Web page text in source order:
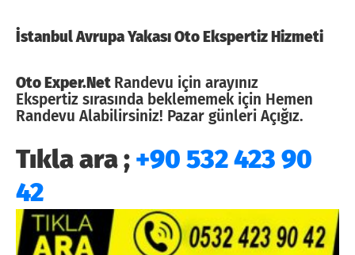
İstanbul Avrupa Yakası Oto Ekspertiz Hizmeti
Oto Exper.Net Randevu için arayınız
Ekspertiz sırasında beklememek için Hemen
Randevu Alabilirsiniz! Pazar günleri Açığız.
Tıkla ara ; +90 532 423 90
42